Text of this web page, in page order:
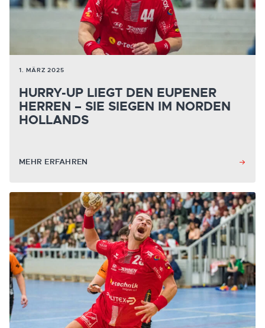
1. MÄRZ 2025
HURRY-UP LIEGT DEN EUPENER
HERREN – SIE SIEGEN IM NORDEN
HOLLANDS
MEHR ERFAHREN